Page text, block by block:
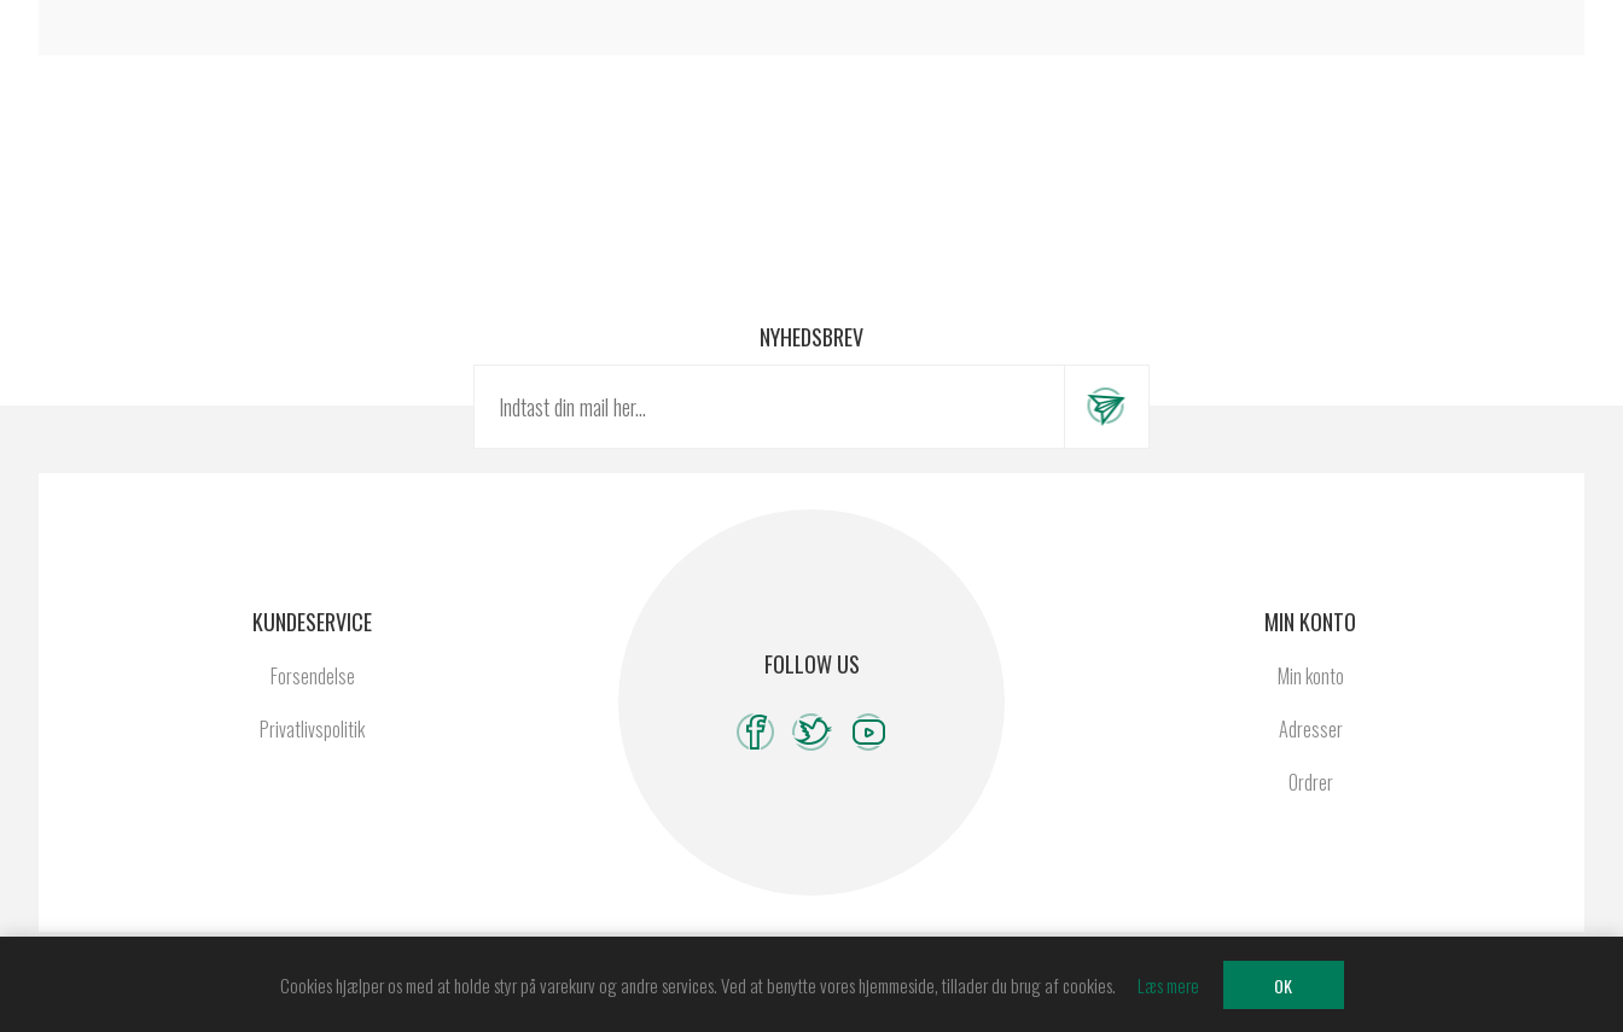
NYHEDSBREV
FOLLOW US
KUNDESERVICE
Forsendelse
Privatlivspolitik
MIN KONTO
Min konto
Adresser
Ordrer
Powered by nopCommerce Copyright © 2026 Østerby Agentur A/S. Alle rettigheder forbeholdt.
Cookies hjælper os med at holde styr på varekurv og andre services. Ved at benytte vores hjemmeside, tillader du brug af cookies. Læs mere OK